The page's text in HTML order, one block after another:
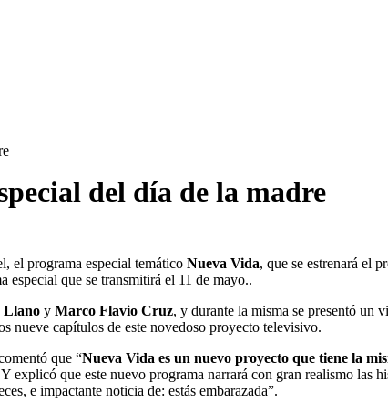
del día de la madre
el programa especial temático Nueva Vida, que se estrenará el
especial que se transmitirá el 11 de mayo..
Llano y Marco Flavio Cruz, y durante la misma se presentó un
nueve capítulos de este novedoso proyecto televisivo.
que “Nueva Vida es un nuevo proyecto que tiene la
explicó que este nuevo programa narrará con gran realismo las
e impactante noticia de: estás embarazada”.